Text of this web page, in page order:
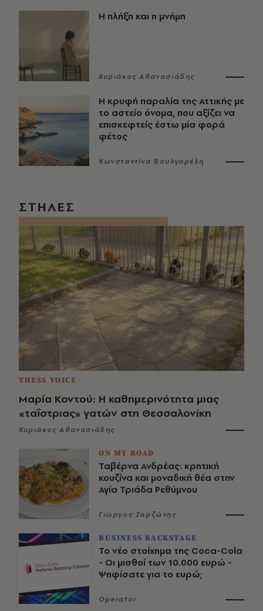
Η πλήξη και η μνήμη
Κυριάκος Αθανασιάδης
Η κρυφή παραλία της Αττικής με
το αστείο όνομα, που αξίζει να
επισκεφτείς έστω μία φορά
φέτος
Κωνσταντίνα Βουλγαρέλη
ΣΤΗΛΕΣ
THESS VOICE
Μαρία Κοντού: Η καθημερινότητα μιας
«ταΐστριας» γατών στη Θεσσαλονίκη
Κυριάκος Αθανασιάδης
ON MY ROAD
Ταβέρνα Ανδρέας: κρητική
κουζίνα και μοναδική θέα στην
Αγία Τριάδα Ρεθύμνου
Γιώργος Ζαρζώνης
BUSINESS BACKSTAGE
Το νέο στοίχημα της Coca-Cola
- Οι μισθοί των 10.000 ευρώ -
Ψηφίσατε για το ευρώ;
Operator